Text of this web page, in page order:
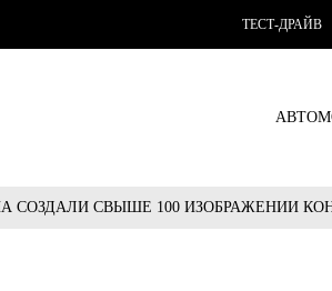
ТЕСТ-ДРАЙВ
СВЫШЕ 100 ИЗОБРАЖЕНИЙ